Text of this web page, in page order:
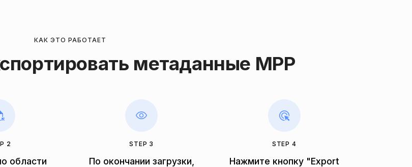
КАК ЭТО РАБОТАЕТ
метаданные MPP
2
области
STEP 3
По окончании загрузки,
STEP 4
Нажмите кнопку "Export